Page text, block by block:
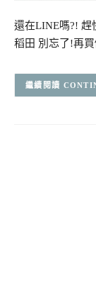
還在LINE嗎?! 趕
稻田 別忘了!再